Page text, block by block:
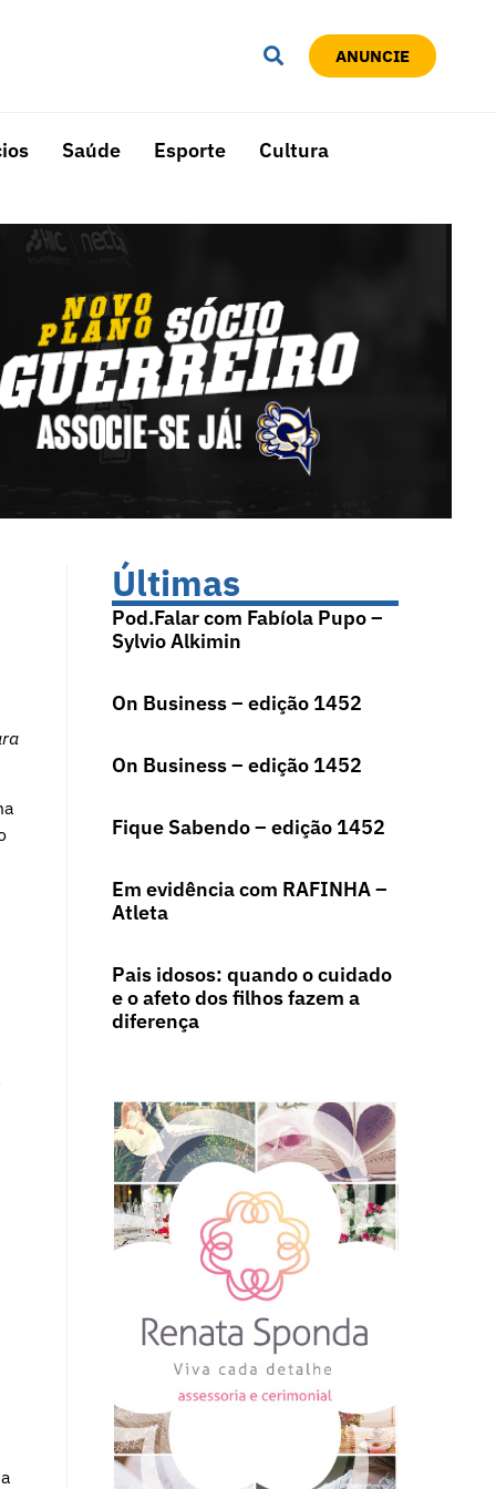
ANUNCIE
Saúde Esporte Cultura
Últimas
Pod.Falar com Fabíola Pupo –
Sylvio Alkimin
On Business – edição 1452
On Business – edição 1452
Fique Sabendo – edição 1452
Em evidência com RAFINHA –
Atleta
Pais idosos: quando o cuidado
e o afeto dos filhos fazem a
diferença